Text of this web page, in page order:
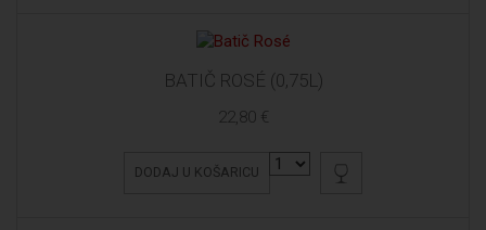
BATIČ ROSÉ (0,75L)
22,80 €
DODAJ U KOŠARICU